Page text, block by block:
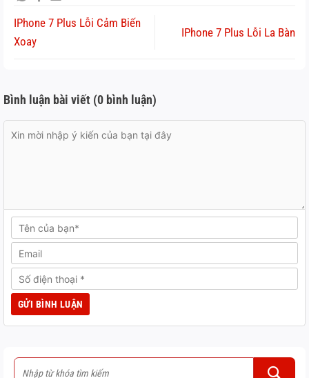
IPhone 7 Plus Lỗi Cảm Biến
Xoay
IPhone 7 Plus Lỗi La Bàn
Bình luận bài viết (0 bình luận)